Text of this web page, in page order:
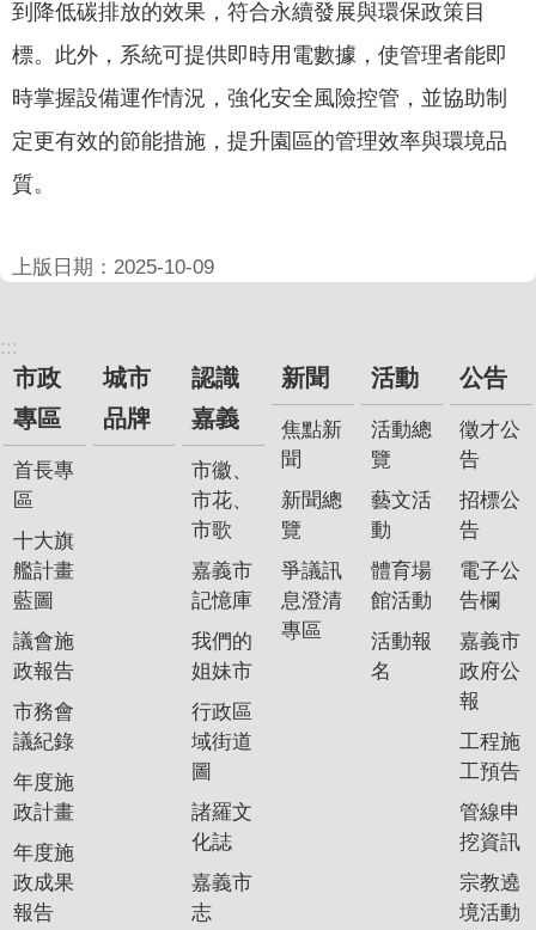
隱
私
權
政
資
料
宣
告
到降低碳排放的效果，符合永續發展與環保政策目
標。此外，系統可提供即時用電數據，使管理者能即
時掌握設備運作情況，強化安全風險控管，並協助制
定更有效的節能措施，提升園區的管理效率與環境品
質。
上版日期：2025-10-09
:::
市政
專區
首長專
區
十大旗
艦計畫
藍圖
議會施
政報告
市務會
議紀錄
年度施
政計畫
年度施
政成果
報告
城市
品牌
認識
嘉義
市徽、
市花、
市歌
嘉義市
記憶庫
我們的
姐妹市
行政區
域街道
圖
諸羅文
化誌
嘉義市
志
新聞
焦點新
聞
新聞總
覽
爭議訊
息澄清
專區
活動
活動總
覽
藝文活
動
體育場
館活動
活動報
名
公告
徵才公
告
招標公
告
電子公
告欄
嘉義市
政府公
報
工程施
工預告
管線申
挖資訊
宗教遶
境活動